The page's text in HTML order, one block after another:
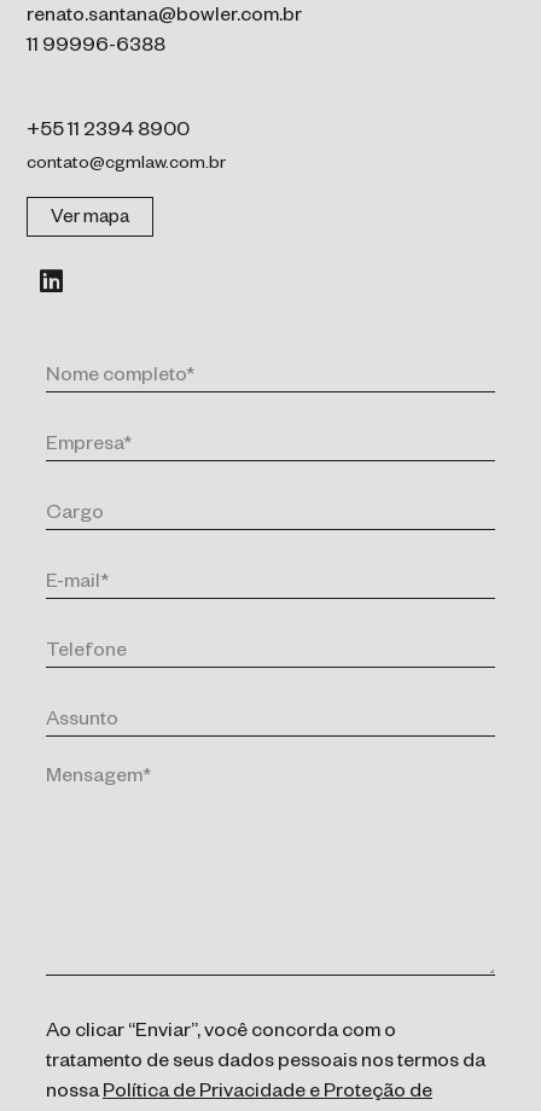
renato.santana@bowler.com.br
11 99996-6388
+55 11 2394 8900
contato@cgmlaw.com.br
Ver mapa
Ao clicar “Enviar”, você concorda com o
tratamento de seus dados pessoais nos termos da
nossaPolítica de Privacidade e Proteção de